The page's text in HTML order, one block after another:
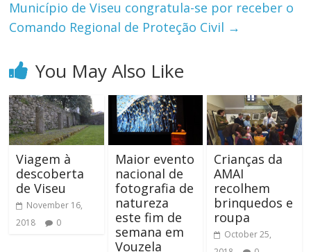
Município de Viseu congratula-se por receber o
Comando Regional de Proteção Civil →
You May Also Like
Viagem à
descoberta
de Viseu
November 16,
2018
0
Maior evento
nacional de
fotografia de
natureza
este fim de
semana em
Vouzela
Crianças da
AMAI
recolhem
brinquedos e
roupa
October 25,